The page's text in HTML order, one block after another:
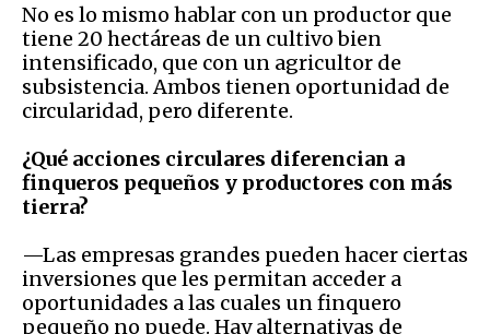
No es lo mismo hablar con un productor que
tiene 20 hectáreas de un cultivo bien
intensificado, que con un agricultor de
subsistencia. Ambos tienen oportunidad de
circularidad, pero diferente.
¿Qué acciones circulares diferencian a
finqueros pequeños y productores con más
tierra?
—Las empresas grandes pueden hacer ciertas
inversiones que les permitan acceder a
oportunidades a las cuales un finquero
pequeño no puede. Hay alternativas de